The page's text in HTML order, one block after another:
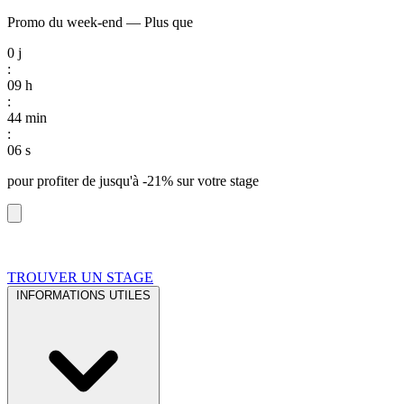
Promo du week-end — Plus que
0 j
:
09 h
:
44 min
:
05 s
pour profiter de jusqu'à -21% sur votre stage
TROUVER UN STAGE
INFORMATIONS UTILES